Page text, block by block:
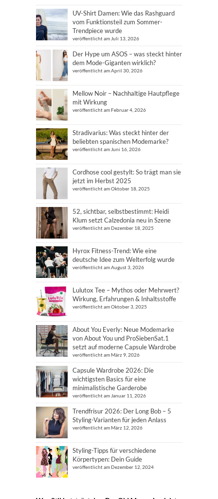
UV-Shirt Damen: Wie das Rashguard
vom Funktionsteil zum Sommer-
Trendpiece wurde
veröffentlicht am Juli 13, 2026
Der Hype um ASOS – was steckt hinter
dem Mode-Giganten wirklich?
veröffentlicht am April 30, 2026
Mellow Noir – Nachhaltige Hautpflege
mit Wirkung
veröffentlicht am Februar 4, 2026
Stradivarius: Was steckt hinter der
beliebten spanischen Modemarke?
veröffentlicht am Juni 16, 2026
Cordhose cool gestylt: So trägt man sie
jetzt im Herbst 2025
veröffentlicht am Oktober 18, 2025
52, sichtbar, selbstbestimmt: Heidi
Klum setzt Calzedonia neu in Szene
veröffentlicht am Dezember 18, 2025
Hyrox Fitness-Trend: Wie eine
deutsche Idee zum Welterfolg wurde
veröffentlicht am August 3, 2026
Lulutox Tee – Mythos oder Mehrwert?
Wirkung, Erfahrungen & Inhaltsstoffe
veröffentlicht am Oktober 3, 2025
About You Everly: Neue Modemarke
von About You und ProSiebenSat.1
setzt auf moderne Capsule Wardrobe
veröffentlicht am März 9, 2026
Capsule Wardrobe 2026: Die
wichtigsten Basics für eine
minimalistische Garderobe
veröffentlicht am Januar 11, 2026
Trendfrisur 2026: Der Long Bob – 5
Styling-Varianten für jeden Anlass
veröffentlicht am März 12, 2026
Styling-Tipps für verschiedene
Körpertypen: Dein Guide
veröffentlicht am Dezember 12, 2024